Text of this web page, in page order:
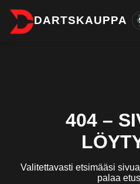
DARTSKAUPPA
404 –
Valitettavasti etsimääsi
palaa